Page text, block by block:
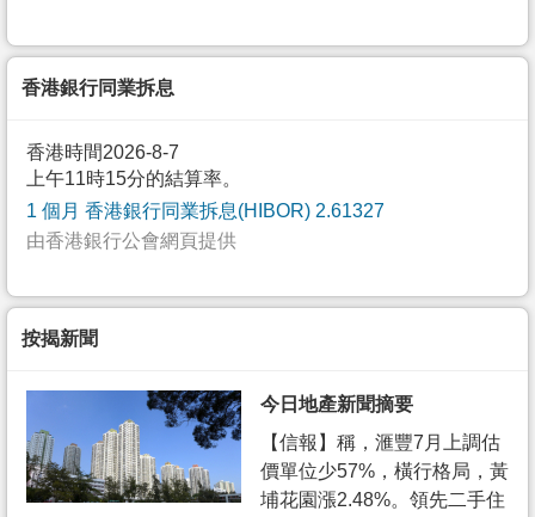
香港銀行同業拆息
香港時間2026-8-7
上午11時15分的結算率。
1 個月 香港銀行同業拆息(HIBOR) 2.61327
由香港銀行公會網頁提供
按揭新聞
今日地產新聞摘要
【信報】稱，滙豐7月上調估
價單位少57%，橫行格局，黃
埔花園漲2.48%。領先二手住